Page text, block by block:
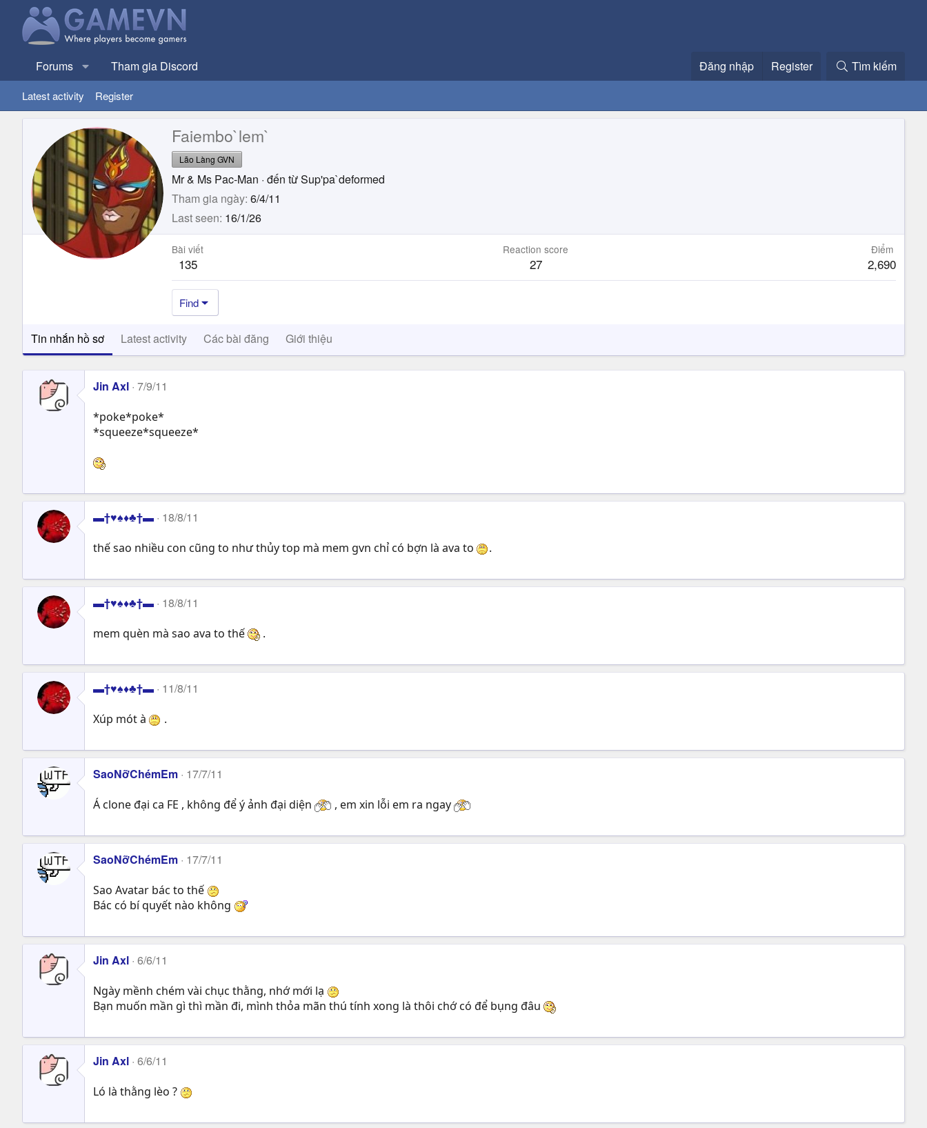
Forums Tham gia Discord Đăng nhập Register Tìm kiếm
Latest activity Register
Faiembo`lem`
Lão Làng GVN
Mr & Ms Pac-Man · đến từSup'pa`deformed
Tham gia ngày 6/4/11
Last seen 16/1/26
Bài viết
135
Reaction score
27
Điểm
2,690
Find
Tin nhắn hồ sơ Latest activity Các bài đăng Giới thiệu
Jin Axl 7/9/11
*poke*poke*
*squeeze*squeeze*
▬†♥♠♦♣†▬ 18/8/11
thế sao nhiều con cũng to như thủy top mà mem gvn chỉ có bợn là ava to .
▬†♥♠♦♣†▬ 18/8/11
mem quèn mà sao ava to thế .
▬†♥♠♦♣†▬ 11/8/11
Xúp mót à .
SaoNỡChémEm 17/7/11
Á clone đại ca FE , không để ý ảnh đại diện , em xin lỗi em ra ngay
SaoNỡChémEm 17/7/11
Sao Avatar bác to thế
Bác có bí quyết nào không
Jin Axl 6/6/11
Ngày mềnh chém vài chục thằng, nhớ mới lạ
Bạn muốn mần gì thì mần đi, mình thỏa mãn thú tính xong là thôi chớ có để bụng đâu
Jin Axl 6/6/11
Ló là thằng lèo ?